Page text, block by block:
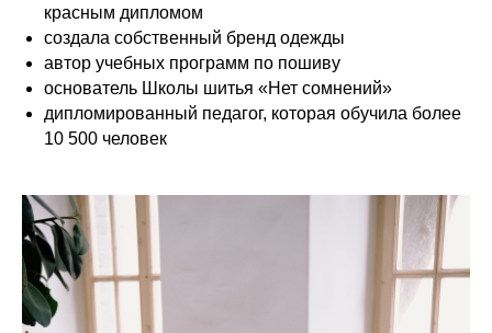
красным дипломом
создала собственный бренд одежды
автор учебных программ по пошиву
основатель Школы шитья «Нет сомнений»
дипломированный педагог, которая обучила более
10 500 человек